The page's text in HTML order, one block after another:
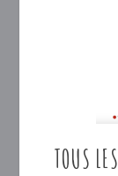
TOUS